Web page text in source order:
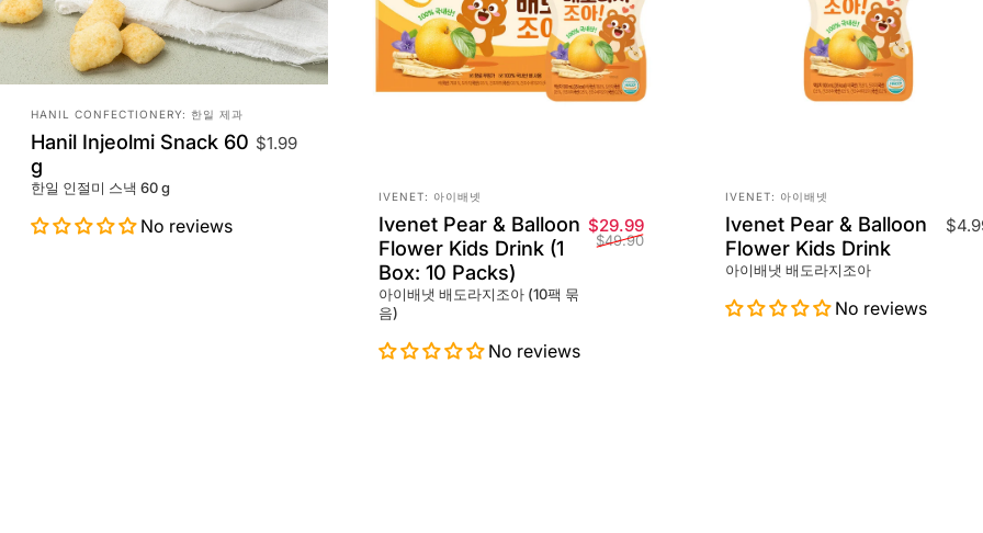
Vendor:
HANIL CONFECTIONERY: 한일 제과
Hanil Injeolmi Snack 60
g
한일 인절미 스낵 60 g
$1.99
No reviews
Vendor:
IVENET: 아이배넷
Ivenet Pear & Balloon
Flower Kids Drink (1
Box: 10 Packs)
아이배냇 배도라지조아 (10팩 묶
음)
Sale price
$29.99Regular price
$49.90
No reviews
Vendor:
IVENET: 아이배넷
Ivenet Pear & Balloon
Flower Kids Drink
아이배냇 배도라지조아
No reviews